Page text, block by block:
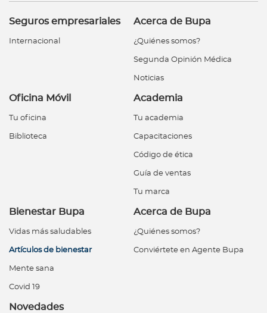
Seguros empresariales
Internacional
Acerca de Bupa
¿Quiénes somos?
Segunda Opinión Médica
Noticias
Oficina Móvil
Tu oficina
Biblioteca
Academia
Tu academia
Capacitaciones
Código de ética
Guía de ventas
Tu marca
Bienestar Bupa
Vidas más saludables
Artículos de bienestar
Mente sana
Covid 19
Acerca de Bupa
¿Quiénes somos?
Conviértete en Agente Bupa
Novedades